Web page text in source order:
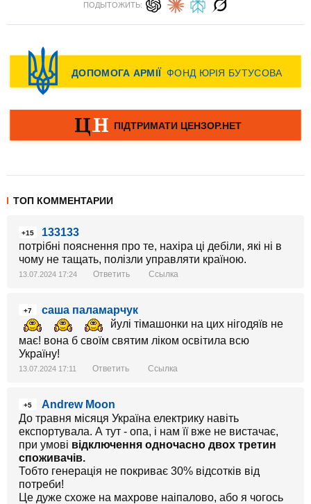
ПОДЫТОЖИТЬ:
ТОП КОММЕНТАРИИ
+15
133133
потрібні пояснення про те, нахіра ці дебіли, які ні в
чому не тащать, полізли управляти країною.
13.07.2024 17:24 Ответить Ссылка
+7
саша паламарчук
йулі тімашонки на цих нігодяїв не
має! вона б своїм святим ліком освітила всю
Україну!
13.07.2024 17:11 Ответить Ссылка
+5
Andrew Moon
До травня місяця Україна електрику навіть
експортувала. А тут - опа, і нам її вже не вистачає,
при умові відключення одночасно двох третин
споживачів.
Тобто генерація не покриває 30% відсотків від
потреби!
Це дуже схоже на махрове наіпалово, або я чогось